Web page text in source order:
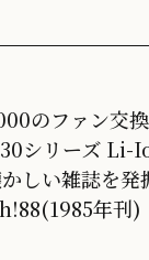
のファン交
シリーズ Li-
しい雑誌を
年刊)